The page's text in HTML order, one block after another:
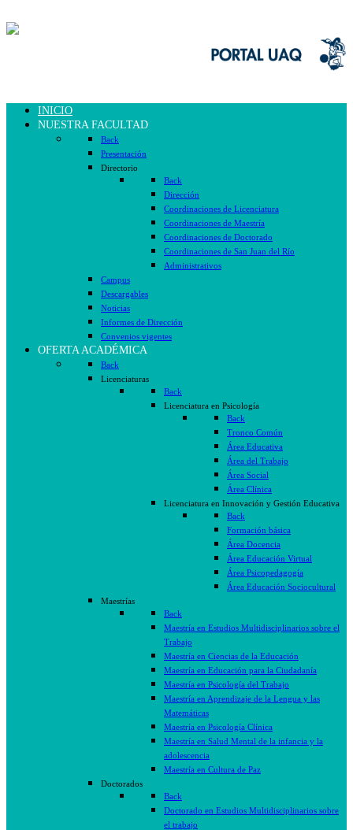
INICIO
NUESTRA FACULTAD
Back
Presentación
Directorio
Back
Dirección
Coordinaciones de Licenciatura
Coordinaciones de Maestría
Coordinaciones de Doctorado
Coordinaciones de San Juan del Río
Administrativos
Campus
Descargables
Noticias
Informes de Dirección
Convenios vigentes
OFERTA ACADÉMICA
Back
Licenciaturas
Back
Licenciatura en Psicología
Back
Tronco Común
Área Educativa
Área del Trabajo
Área Social
Área Clínica
Licenciatura en Innovación y Gestión Educativa
Back
Formación básica
Área Docencia
Área Educación Virtual
Área Psicopedagogía
Área Educación Sociocultural
Maestrías
Back
Maestría en Estudios Multidisciplinarios sobre el
Trabajo
Maestría en Ciencias de la Educación
Maestría en Educación para la Ciudadanía
Maestría en Psicología del Trabajo
Maestría en Aprendizaje de la Lengua y las
Matemáticas
Maestría en Psicología Clínica
Maestría en Salud Mental de la infancia y la
adolescencia
Maestría en Cultura de Paz
Doctorados
Back
Doctorado en Estudios Multidisciplinarios sobre
el trabajo